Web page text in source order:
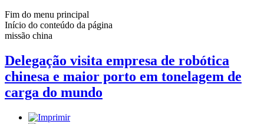
Fim do menu principal
Início do conteúdo da página
missão china
Delegação visita empresa de robótica
chinesa e maior porto em tonelagem de
carga do mundo